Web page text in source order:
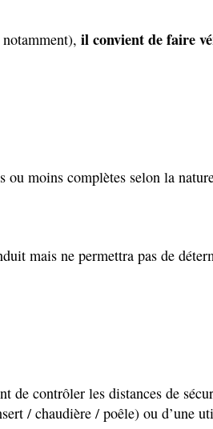
il convient de faire
moins complètes selon la
mais ne permettra pas de
contrôler les distances de
/ chaudière / poêle) ou d’une